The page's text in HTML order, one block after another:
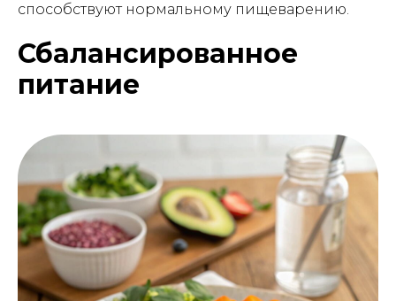
способствуют нормальному пищеварению.
Сбалансированное
питание